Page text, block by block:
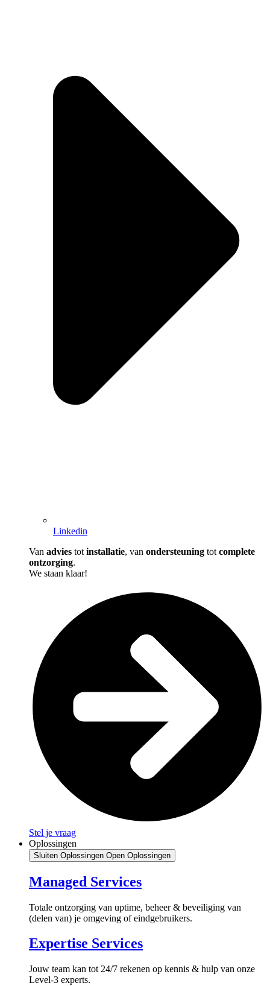
Linkedin
Van advies tot installatie, van ondersteuning tot complete
ontzorging.
We staan klaar!
Stel je vraag
Oplossingen
Sluiten Oplossingen Open Oplossingen
Managed Services
Totale ontzorging van uptime, beheer & beveiliging van
(delen van) je omgeving of eindgebruikers.
Expertise Services
Jouw team kan tot 24/7 rekenen op kennis & hulp van onze
Level-3 experts.